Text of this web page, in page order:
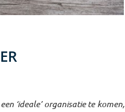
‘ideale’ organisatie te komen,